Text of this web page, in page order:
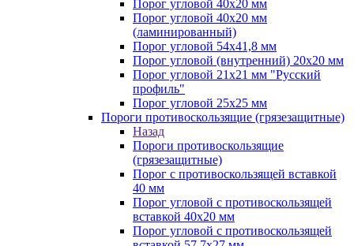
Порог угловой 40х20 мм
Порог угловой 40х20 мм
(ламинированный)
Порог угловой 54х41,8 мм
Порог угловой (внутренний) 20х20 мм
Порог угловой 21х21 мм "Русский
профиль"
Порог угловой 25х25 мм
Пороги противоскользящие (грязезащитные)
Назад
Пороги противоскользящие
(грязезащитные)
Порог с противоскользящей вставкой
40 мм
Порог угловой с противоскользящей
вставкой 40х20 мм
Порог угловой с противоскользящей